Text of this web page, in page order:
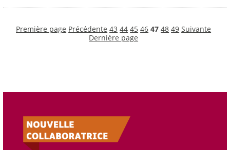
Première page Précédente 43 44 45 46 47 48 49 Suivante
Dernière page